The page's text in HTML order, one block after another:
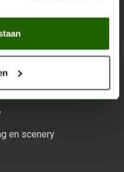
laatste acties
en scenery